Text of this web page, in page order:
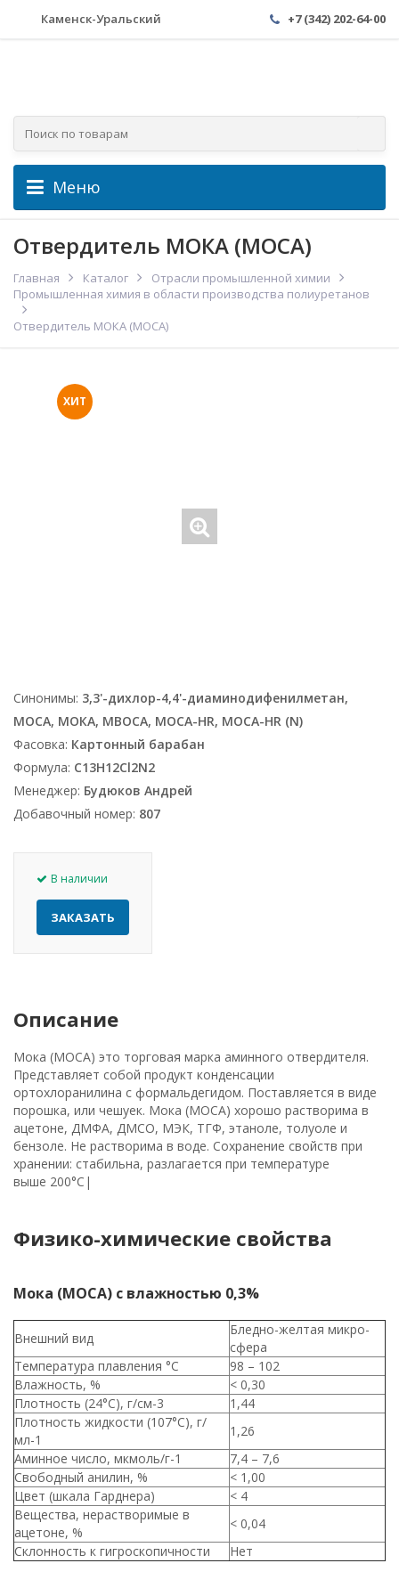
Каменск-Уральский +7 (342) 202-64-00
Меню
Отвердитель МОКА (MOCA)
Главная Каталог
Отрасли промышленной химии
Промышленная химия в области производства полиуретанов
Отвердитель МОКА (MOCA)
ХИТ
Синонимы: 3,3'-дихлор-4,4'-диаминодифенилметан,
MOCA, МОКА, MBOCA, MOCA-HR, MOCA-HR (N)
Фасовка: Картонный барабан
Формула: C13H12Cl2N2
Менеджер: Будюков Андрей
Добавочный номер: 807
В наличии
ЗАКАЗАТЬ
Описание
Мока (MOCA) это торговая марка аминного отвердителя.
Представляет собой продукт конденсации
ортохлоранилина с формальдегидом. Поставляется в виде
порошка, или чешуек. Мока (MOCA) хорошо растворима в
ацетоне, ДМФА, ДМСО, МЭК, ТГФ, этаноле, толуоле и
бензоле. Не растворима в воде. Сохранение свойств при
хранении: стабильна, разлагается при температуре
выше 200°С|
Физико-химические свойства
Мока (MOCA) с влажностью 0,3%
Внешний вид
Бледно-желтая микро-
сфера
Температура плавления °С
98 – 102
Влажность, %
< 0,30
Плотность (24°С), г/см-3
1,44
Плотность жидкости (107°С), г/
мл-1
1,26
Аминное число, мкмоль/г-1
7,4 – 7,6
Свободный анилин, %
< 1,00
Цвет (шкала Гарднера)
< 4
Вещества, нерастворимые в
ацетоне, %
< 0,04
Склонность к гигроскопичности
Нет